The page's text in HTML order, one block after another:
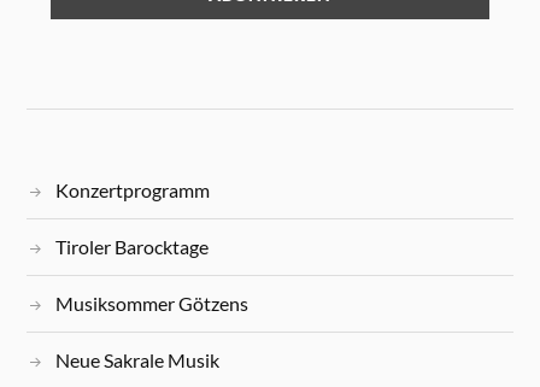
Konzertprogramm
Tiroler Barocktage
Musiksommer Götzens
Neue Sakrale Musik